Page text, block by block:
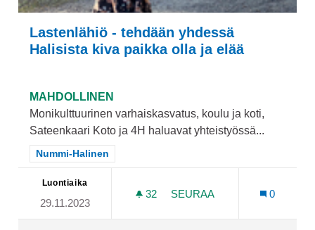
Lastenlähiö - tehdään yhdessä
Halisista kiva paikka olla ja elää
MAHDOLLINEN
Monikulttuurinen varhaiskasvatus, koulu ja koti,
Sateenkaari Koto ja 4H haluavat yhteistyössä...
Rajaa tulokset teeman mukaan: Nummi-Halinen
Nummi-Halinen
Luontiaika
29.11.2023
32 32 SEURAAJAA
SEURAA
0